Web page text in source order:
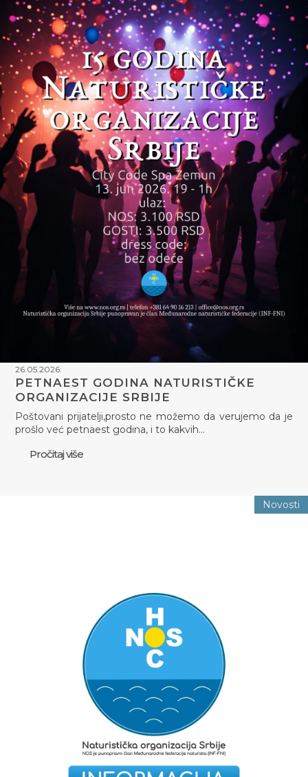
26.05.2026.
PETNAEST GODINA NATURISTIČKE
ORGANIZACIJE SRBIJE
Poštovani prijatelji,prosto ne možemo da verujemo da je
prošlo već petnaest godina, i to kakvih…
Pročitaj više
Novosti